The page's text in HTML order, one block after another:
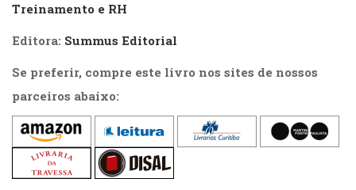
de
referência
PNL
Neurolingüística)
(41)
Psicodrama
(200)
Psicologia,
Treinamento e RH
Editora: Summus Editorial
Se preferir, compre este livro nos sites de nossos
parceiros abaixo: